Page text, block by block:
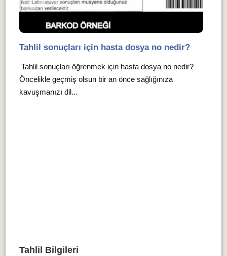
Tahlil sonuçları için hasta dosya no nedir?
Tahlil sonuçları öğrenmek için hasta dosya no nedir?
Öncelikle geçmiş olsun bir an önce sağlığınıza
kavuşmanızı dil...
Tahlil Bilgileri